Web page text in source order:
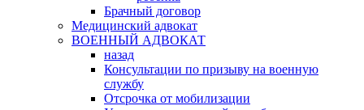
Брачный договор
Медицинский адвокат
ВОЕННЫЙ АДВОКАТ
назад
Консультации по призыву на военную
службу
Отсрочка от мобилизации